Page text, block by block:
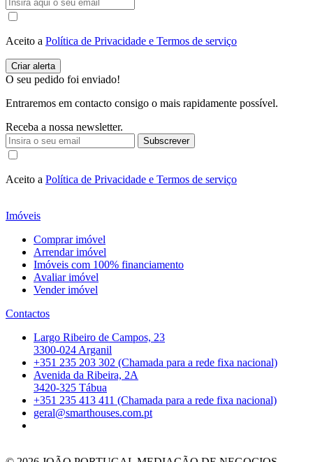
Aceito a Política de Privacidade e Termos de serviço
O seu pedido foi enviado!
Entraremos em contacto consigo o mais rapidamente possível.
Receba a nossa newsletter.
Subscrever
Aceito a Política de Privacidade e Termos de serviço
Imóveis
Comprar imóvel
Arrendar imóvel
Imóveis com 100% financiamento
Avaliar imóvel
Vender imóvel
Contactos
Largo Ribeiro de Campos, 23
3300-024 Arganil
+351 235 203 302 (Chamada para a rede fixa nacional)
Avenida da Ribeira, 2A
3420-325 Tábua
+351 235 413 411 (Chamada para a rede fixa nacional)
geral@smarthouses.com.pt